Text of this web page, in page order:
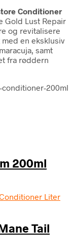
Conditioner
Gold Lust Repair
og revitalisere
en eksklusiv
samt
fra røddern
200ml
200ml
Tail